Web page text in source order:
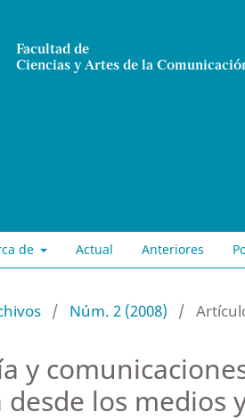
Facultad de
Ciencias y Artes de la
de Actual Anteriores
/ Núm. 2 (2008) /
y
los medios